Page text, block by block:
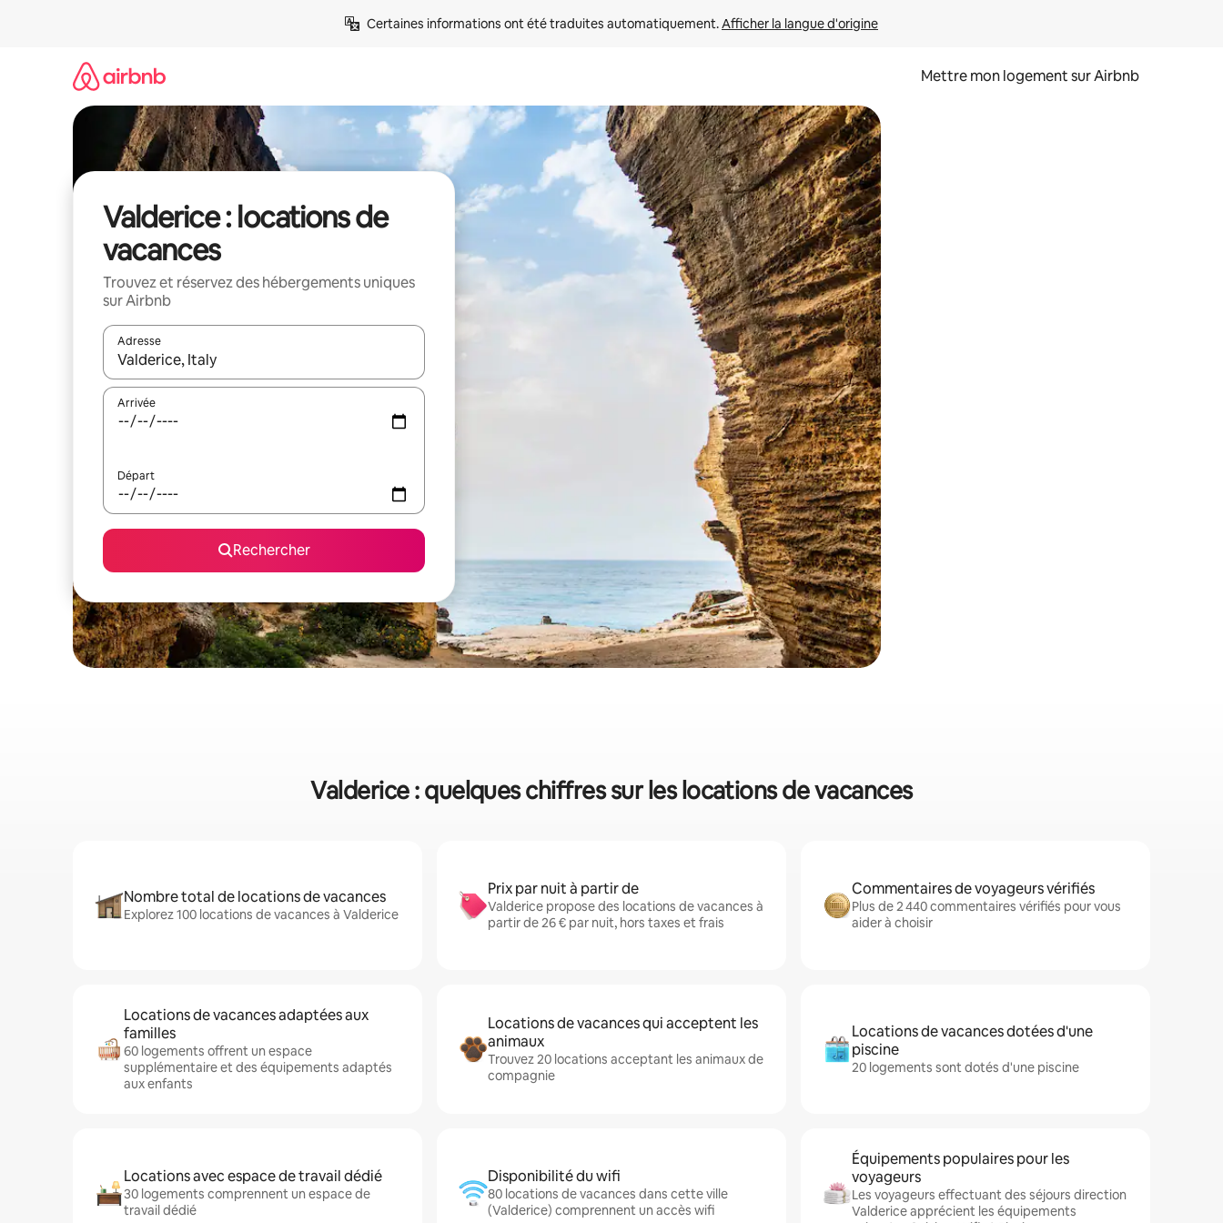
Certaines informations ont été traduites automatiquement. Afficher la langue d'origine
Mettre mon logement sur Airbnb
Valderice : locations de
vacances
Trouvez et réservez des hébergements uniques
sur Airbnb
Adresse
Lorsque les résultats s'affichent, utilisez les flèches vers le haut et vers le bas pour les parcourir ou en appuyant et en faisant glisser.
Arrivée
Départ
Rechercher
Valderice : quelques chiffres sur les locations de vacances
Nombre total de locations de vacances
Explorez 100 locations de vacances à Valderice
Prix par nuit à partir de
Valderice propose des locations de vacances à
partir de 26 € par nuit, hors taxes et frais
Commentaires de voyageurs vérifiés
Plus de 2 440 commentaires vérifiés pour vous
aider à choisir
Locations de vacances adaptées aux
familles
60 logements offrent un espace
supplémentaire et des équipements adaptés
aux enfants
Locations de vacances qui acceptent les
animaux
Trouvez 20 locations acceptant les animaux de
compagnie
Locations de vacances dotées d'une
piscine
20 logements sont dotés d'une piscine
Locations avec espace de travail dédié
30 logements comprennent un espace de
travail dédié
Disponibilité du wifi
80 locations de vacances dans cette ville
(Valderice) comprennent un accès wifi
Équipements populaires pour les
voyageurs
Les voyageurs effectuant des séjours direction
Valderice apprécient les équipements